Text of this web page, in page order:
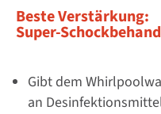
Beste Verstärkung:
Super-
Gibt dem
an